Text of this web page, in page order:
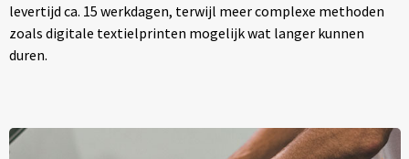
levertijd ca. 15 werkdagen, terwijl meer complexe methoden
zoals digitale textielprinten mogelijk wat langer kunnen
duren.